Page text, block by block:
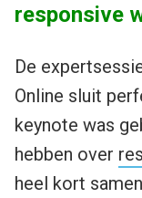
responsive
De
Online sluit
keynote was
hebben over
heel kort